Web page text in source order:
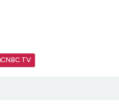
CNBC TV